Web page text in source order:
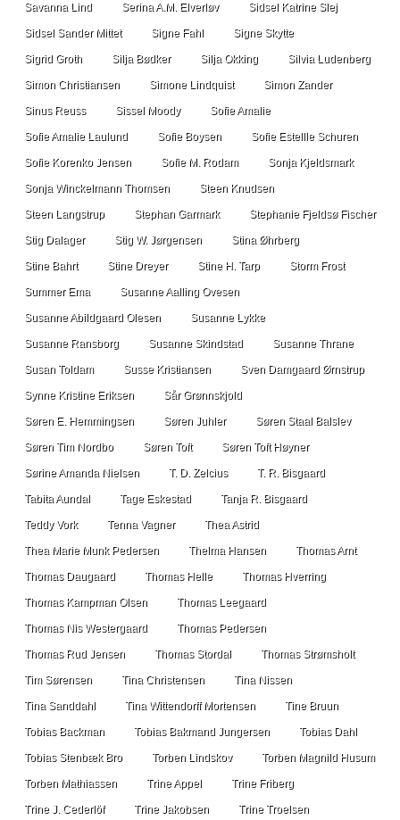
Savanna Lind Serina A.M. Elverløv Sidsel Katrine Slej
Sidsel Sander Mittet Signe Fahl Signe Skytte
Sigrid Groth Silja Bødker Silja Okking Silvia Ludenberg
Simon Christiansen Simone Lindquist Simon Zander
Sinus Reuss Sissel Moody Sofie Amalie
Sofie Amalie Laulund Sofie Boysen Sofie Estellle Schuren
Sofie Korenko Jensen Sofie M. Rodam Sonja Kjeldsmark
Sonja Winckelmann Thomsen Steen Knudsen
Steen Langstrup Stephan Garmark Stephanie Fjeldsø Fischer
Stig Dalager Stig W. Jørgensen Stina Øhrberg
Stine Bahrt Stine Dreyer Stine H. Tarp Storm Frost
Summer Ema Susanne Aalling Ovesen
Susanne Abildgaard Olesen Susanne Lykke
Susanne Ransborg Susanne Skindstad Susanne Thrane
Susan Toldam Susse Kristiansen Sven Damgaard Ørnstrup
Synne Kristine Eriksen Sår Grønnskjold
Søren E. Hemmingsen Søren Juhler Søren Staal Balslev
Søren Tim Nordbo Søren Toft Søren Toft Høyner
Sørine Amanda Nielsen T. D. Zelcius T. R. Bisgaard
Tabita Aundal Tage Eskestad Tanja R. Bisgaard
Teddy Vork Tenna Vagner Thea Astrid
Thea Marie Munk Pedersen Thelma Hansen Thomas Arnt
Thomas Daugaard Thomas Helle Thomas Hverring
Thomas Kampman Olsen Thomas Leegaard
Thomas Nis Westergaard Thomas Pedersen
Thomas Rud Jensen Thomas Stordal Thomas Strømsholt
Tim Sørensen Tina Christensen Tina Nissen
Tina Sanddahl Tina Wittendorff Mortensen Tine Bruun
Tobias Backman Tobias Bakmand Jungersen Tobias Dahl
Tobias Stenbæk Bro Torben Lindskov Torben Magnild Husum
Torben Mathiassen Trine Appel Trine Friberg
Trine J. Cederlöf Trine Jakobsen Trine Troelsen